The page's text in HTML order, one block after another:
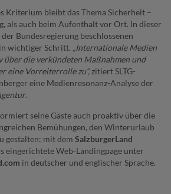
Kriterium bleibt das Thema Sicherheit –
als auch beim Aufenthalt vor Ort. In dieser
Bundesregierung beschlossenen
wichtiger Schritt. „Internationale Medien
über die verkündeten Maßnahmen und
eine Vorreiterrolle zu“,zitiert SLTG-
eine Medienresonanz-Analyse der
.
seine Gäste auch proaktiv über die
Bemühungen, den Winterurlaub
gestalten: mit dem SalzburgerLand
eingerichtete Web-Landingpage unter
in deutscher und englischer Sprache.